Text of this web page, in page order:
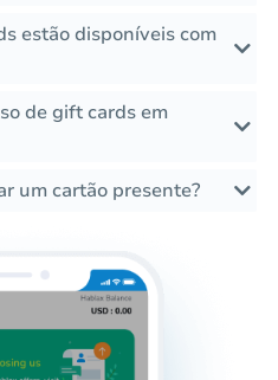
estão disponíveis com
de gift cards em
um cartão presente?